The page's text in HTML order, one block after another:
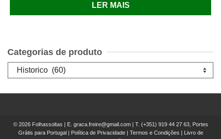
LER MAIS
Categorias de produto
© 2026 Folhassoltas | E. graca.freire@gmail.com| T. (+351) 919 44 27 63, Portes
Grátis para Portugal | Política de Privacidade| Termos e Condições | Livro de